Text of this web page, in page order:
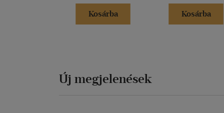
Kosárba
Kosárba
Új megjelenések